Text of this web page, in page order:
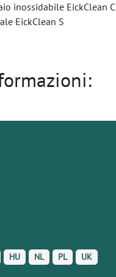
inossidabile EickClean C
EickClean S
HU NL PL
UK